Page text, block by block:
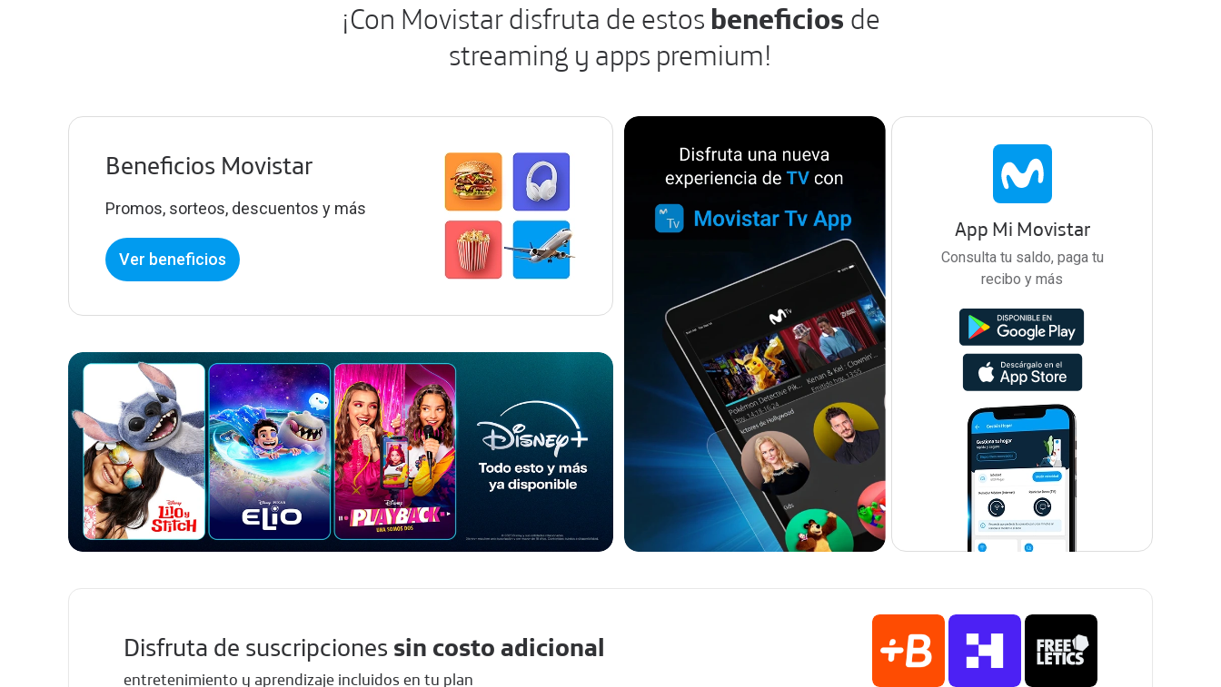
¡Con Movistar disfruta de estos beneficios de
streaming y apps premium!
Beneficios Movistar
Promos, sorteos, descuentos y más
Ver beneficios
App Mi Movistar
Consulta tu saldo, paga tu
recibo y más
Disfruta de suscripciones sin costo adicional
entretenimiento y aprendizaje incluidos en tu plan